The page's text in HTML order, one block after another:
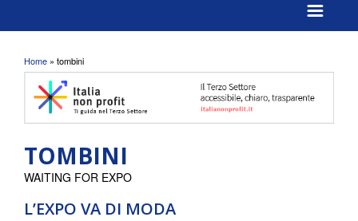
Tu sei qui
Home » tombini
TOMBINI
L’EXPO VA DI MODA
WAITING FOR EXPO